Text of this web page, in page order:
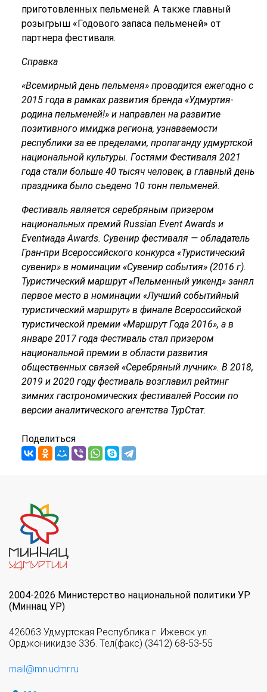
приготовленных пельменей. А также главный
розыгрыш «Годового запаса пельменей» от
партнера фестиваля.
Справка
«Всемирный день пельменя» проводится ежегодно с
2015 года в рамках развития бренда «Удмуртия-
родина пельменей!» и направлен на развитие
позитивного имиджа региона, узнаваемости
республики за ее пределами, пропаганду удмуртской
национальной культуры. Гостями Фестиваля 2021
года стали больше 40 тысяч человек, в главный день
праздника было съедено 10 тонн пельменей.
Фестиваль является серебряным призером
национальных премий Russian Event Awards и
Eventиада Awards. Сувенир фестиваля — обладатель
Гран-при Всероссийского конкурса «Туристический
сувенир» в номинации «Сувенир события» (2016 г).
Туристический маршрут «Пельменный уикенд» занял
первое место в номинации «Лучший событийный
туристический маршрут» в финале Всероссийской
туристической премии «Маршрут Года 2016», а в
январе 2017 года Фестиваль стал призером
национальной премии в области развития
общественных связей «Серебряный лучник». В 2018,
2019 и 2020 году фестиваль возглавил рейтинг
зимних гастрономических фестивалей России по
версии аналитического агентства ТурСтат.
Поделиться
2004-2026 Министерство национальной политики УР
(Миннац УР)
426063 Удмуртская Республика г. Ижевск ул.
Орджоникидзе 33б. Тел(факс) (3412) 68-53-55
mail@mn.udmr.ru